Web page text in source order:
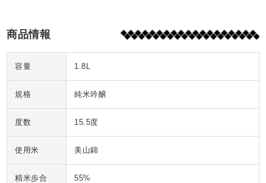
商品情報
容量 1.8L
規格 純米吟醸
度数 15.5度
使用米 美山錦
精米歩合 55%